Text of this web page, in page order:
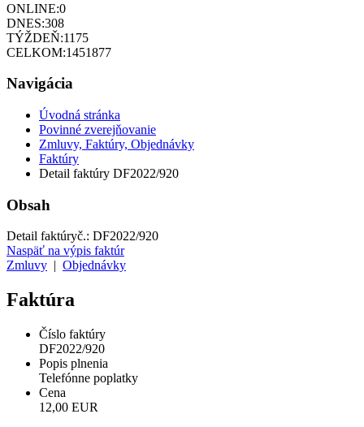
ONLINE:0
DNES:308
TÝŽDEŇ:1175
CELKOM:1451877
Navigácia
Úvodná stránka
Povinné zverejňovanie
Zmluvy, Faktúry, Objednávky
Faktúry
Detail faktúry DF2022/920
Obsah
Detail faktúryč.: DF2022/920
Naspäť na výpis faktúr
Zmluvy
Objednávky
Faktúra
Číslo faktúry
DF2022/920
Popis plnenia
Telefónne poplatky
Cena
12,00 EUR